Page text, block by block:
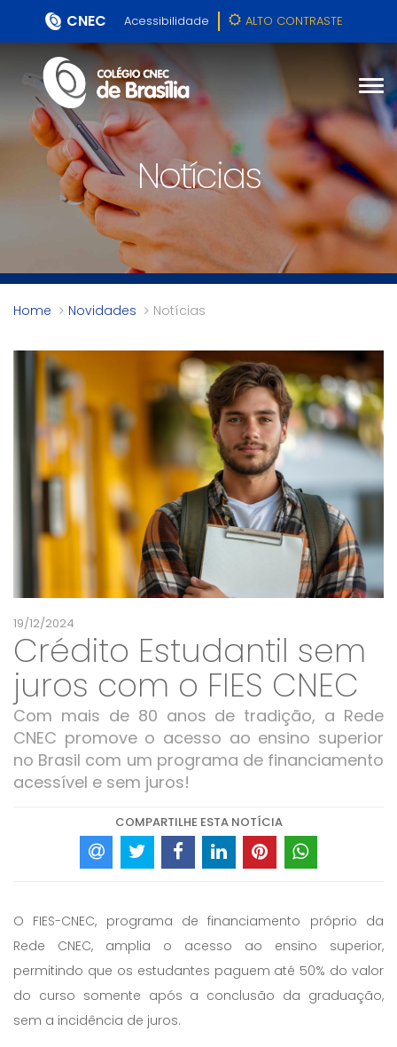
CNEC Acessibilidade ALTO CONTRASTE
Notícias
Home Novidades Notícias
19/12/2024
Crédito Estudantil sem
juros com o FIES CNEC
Com mais de 80 anos de tradição, a Rede
CNEC promove o acesso ao ensino superior
no Brasil com um programa de financiamento
acessível e sem juros!
COMPARTILHE ESTA NOTÍCIA
O FIES-CNEC, programa de financiamento próprio da
Rede CNEC, amplia o acesso ao ensino superior,
permitindo que os estudantes paguem até 50% do valor
do curso somente após a conclusão da graduação,
sem a incidência de juros.